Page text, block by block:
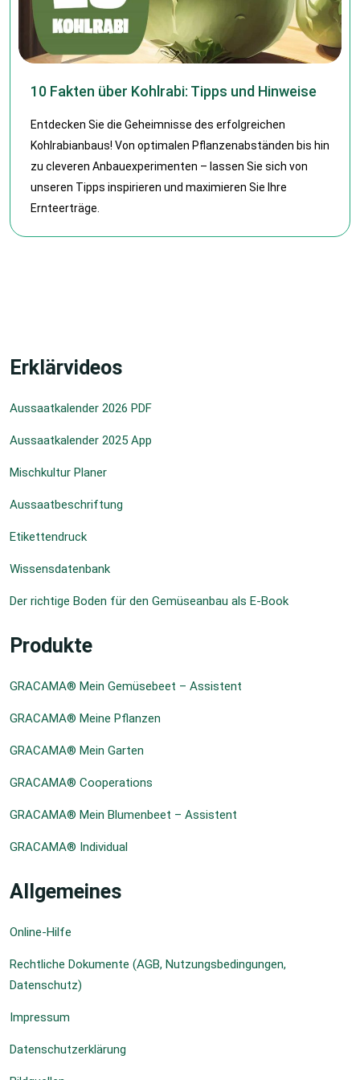
10 Fakten über Kohlrabi: Tipps und Hinweise
Entdecken Sie die Geheimnisse des erfolgreichen
Kohlrabianbaus! Von optimalen Pflanzenabständen bis hin
zu cleveren Anbauexperimenten – lassen Sie sich von
unseren Tipps inspirieren und maximieren Sie Ihre
Ernteerträge.
Erklärvideos
Aussaatkalender 2026 PDF
Aussaatkalender 2025 App
Mischkultur Planer
Aussaatbeschriftung
Etikettendruck
Wissensdatenbank
Der richtige Boden für den Gemüseanbau als E-Book
Produkte
GRACAMA® Mein Gemüsebeet – Assistent
GRACAMA® Meine Pflanzen
GRACAMA® Mein Garten
GRACAMA® Cooperations
GRACAMA® Mein Blumenbeet – Assistent
GRACAMA® Individual
Allgemeines
Online-Hilfe
Rechtliche Dokumente (AGB, Nutzungsbedingungen,
Datenschutz)
Impressum
Datenschutzerklärung